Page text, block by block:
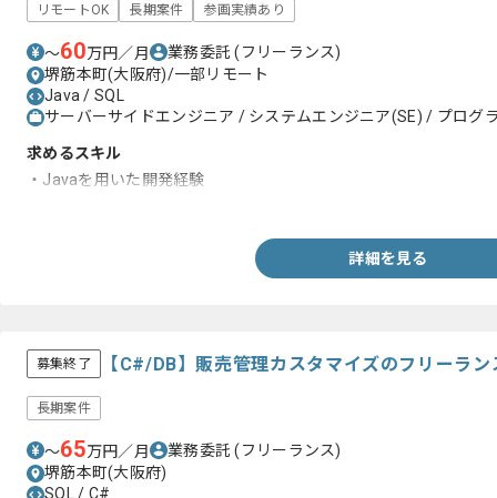
リモートOK 長期案件 参画実績あり
〜60万円／月 業務委託(フリーランス)
堺筋本町(大阪府)/一部リモート
Java / SQL
サーバーサイドエンジニア / システムエンジニア(SE) / プログ
求めるスキル
・Javaを用いた開発経験
詳細を見る
募集終了 【C#/DB】販売管理カスタマイズのフリーラ
長期案件
〜65万円／月 業務委託(フリーランス)
堺筋本町(大阪府)
SQL / C#